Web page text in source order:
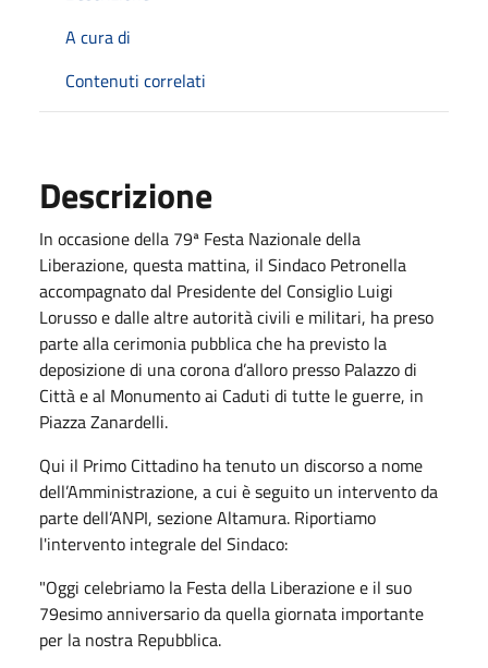
A cura di
Contenuti correlati
Descrizione
In occasione della 79ª Festa Nazionale della
Liberazione, questa mattina, il Sindaco Petronella
accompagnato dal Presidente del Consiglio Luigi
Lorusso e dalle altre autorità civili e militari, ha preso
parte alla cerimonia pubblica che ha previsto la
deposizione di una corona d’alloro presso Palazzo di
Città e al Monumento ai Caduti di tutte le guerre, in
Piazza Zanardelli.
Qui il Primo Cittadino ha tenuto un discorso a nome
dell’Amministrazione, a cui è seguito un intervento da
parte dell’ANPI, sezione Altamura. Riportiamo
l'intervento integrale del Sindaco:
"Oggi celebriamo la Festa della Liberazione e il suo
79esimo anniversario da quella giornata importante
per la nostra Repubblica.